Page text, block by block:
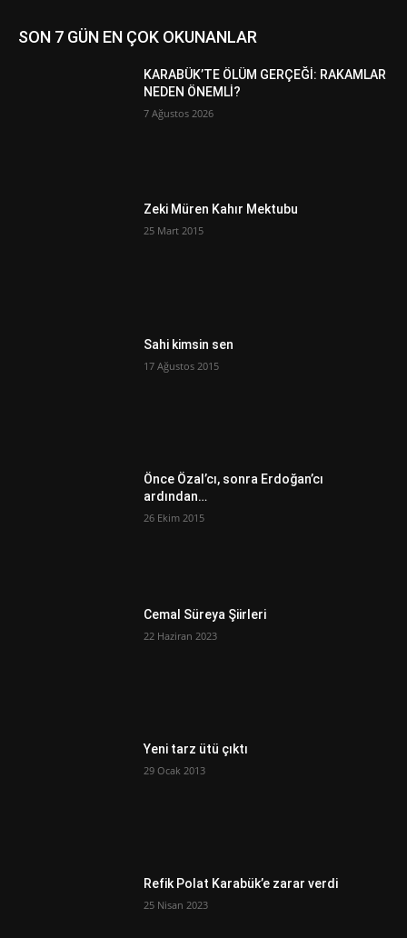
SON 7 GÜN EN ÇOK OKUNANLAR
KARABÜK’TE ÖLÜM GERÇEĞİ: RAKAMLAR
NEDEN ÖNEMLİ?
7 Ağustos 2026
Zeki Müren Kahır Mektubu
25 Mart 2015
Sahi kimsin sen
17 Ağustos 2015
Önce Özal’cı, sonra Erdoğan’cı
ardından…
26 Ekim 2015
Cemal Süreya Şiirleri
22 Haziran 2023
Yeni tarz ütü çıktı
29 Ocak 2013
Refik Polat Karabük’e zarar verdi
25 Nisan 2023